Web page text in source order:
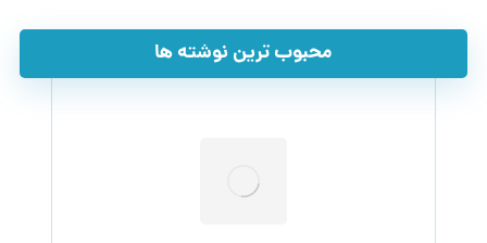
محبوب ترین نوشته ها